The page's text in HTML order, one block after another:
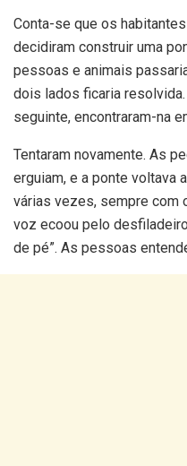
Conta-se que os
decidiram construir uma
pessoas e animais
dois lados ficaria
seguinte, encontraram-na
Tentaram novamente. As
erguiam, e a ponte voltava
várias vezes, sempre com
voz ecoou pelo
de pé”. As pessoas